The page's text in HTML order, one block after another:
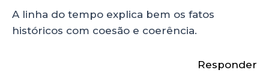
A linha do tempo explica bem os fatos
históricos com coesão e coerência.
Responder